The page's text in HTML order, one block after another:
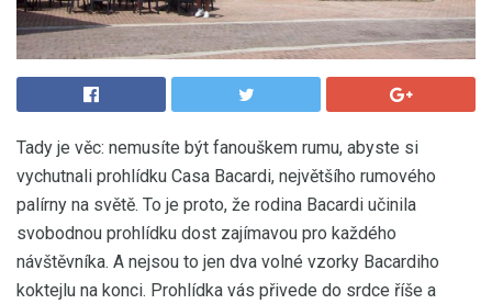
Tady je věc: nemusíte být fanouškem rumu, abyste si
vychutnali prohlídku Casa Bacardi, největšího rumového
palírny na světě. To je proto, že rodina Bacardi učinila
svobodnou prohlídku dost zajímavou pro každého
návštěvníka. A nejsou to jen dva volné vzorky Bacardiho
koktejlu na konci. Prohlídka vás přivede do srdce říše a